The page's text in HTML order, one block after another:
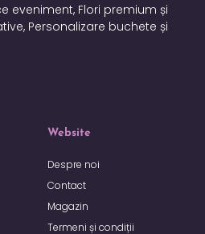
eveniment, Flori premium și
Personalizare buchete și
Website
Despre noi
Contact
Magazin
Termeni și condiții